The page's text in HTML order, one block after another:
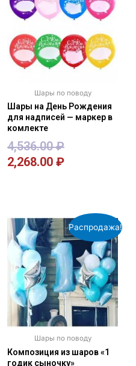
Шары по поводу
Шары на День Рождения
для надписей — маркер в
комлекте
4,536.00₽
2,268.00 ₽
Распродажа!
Шары по поводу
Композиция из шаров «1
годик сыночку»